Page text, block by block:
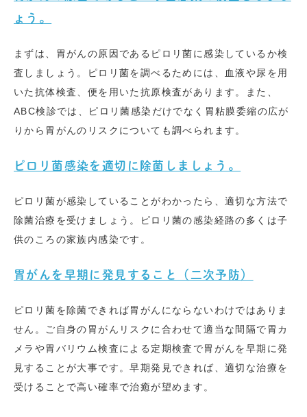
ょう。
まずは、胃がんの原因であるピロリ菌に感染しているか検
査しましょう。ピロリ菌を調べるためには、血液や尿を用
いた抗体検査、便を用いた抗原検査があります。また、
ABC検診では、ピロリ菌感染だけでなく胃粘膜委縮の広が
りから胃がんのリスクについても調べられます。
ピロリ菌感染を適切に除菌しましょう。
ピロリ菌が感染していることがわかったら、適切な方法で
除菌治療を受けましょう。ピロリ菌の感染経路の多くは子
供のころの家族内感染です。
胃がんを早期に発見すること（二次予防）
ピロリ菌を除菌できれば胃がんにならないわけではありま
せん。ご自身の胃がんリスクに合わせて適当な間隔で胃カ
メラや胃バリウム検査による定期検査で胃がんを早期に発
見することが大事です。早期発見できれば、適切な治療を
受けることで高い確率で治癒が望めます。